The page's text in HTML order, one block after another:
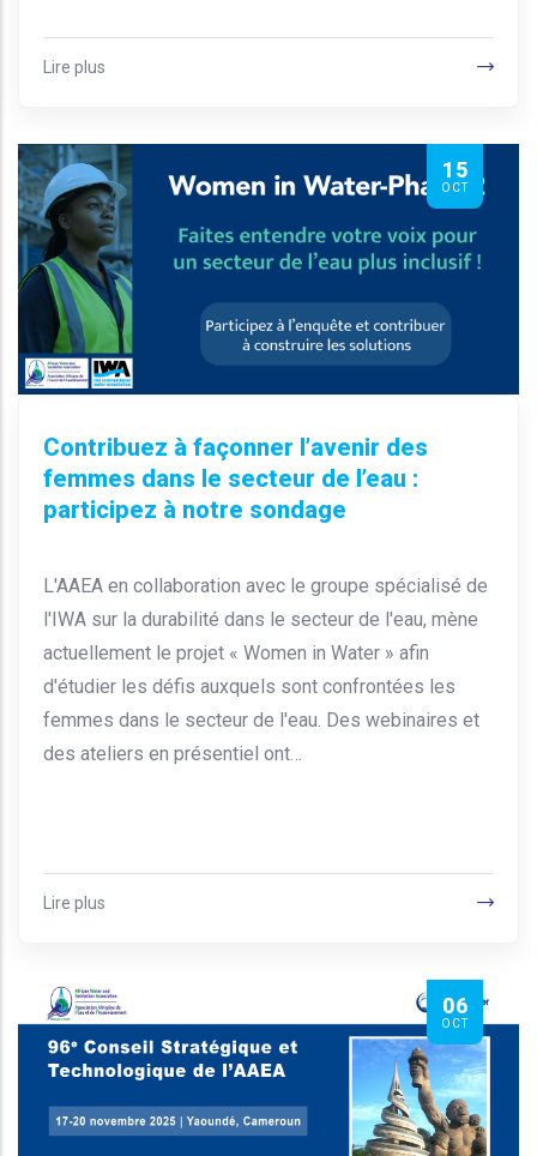
Lire plus
15
OCT
Contribuez à façonner l’avenir des
femmes dans le secteur de l’eau :
participez à notre sondage
L'AAEA en collaboration avec le groupe spécialisé de
l'IWA sur la durabilité dans le secteur de l'eau, mène
actuellement le projet « Women in Water » afin
d'étudier les défis auxquels sont confrontées les
femmes dans le secteur de l'eau. Des webinaires et
des ateliers en présentiel ont…
Lire plus
06
OCT